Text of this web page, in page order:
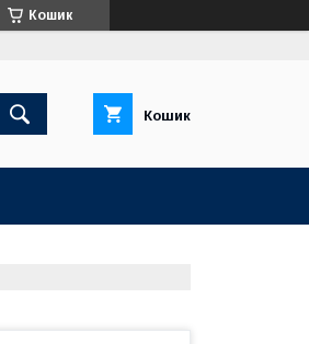
Кошик
Кошик